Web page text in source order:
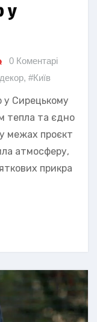
у
0 Коментарі
, #Київ
у Сирецькому
тепла та єдно
межах проєкт
атмосферу,
прикра